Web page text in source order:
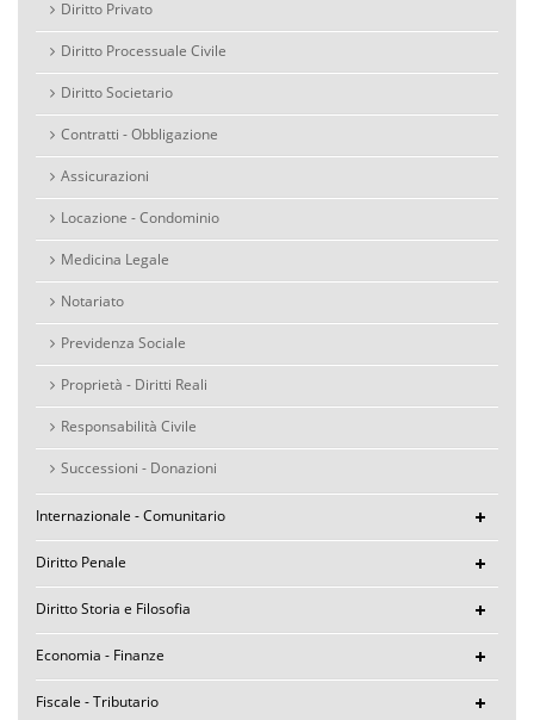
Diritto Privato
Diritto Processuale Civile
Diritto Societario
Contratti - Obbligazione
Assicurazioni
Locazione - Condominio
Medicina Legale
Notariato
Previdenza Sociale
Proprietà - Diritti Reali
Responsabilità Civile
Successioni - Donazioni
Internazionale - Comunitario
Diritto Penale
Diritto Storia e Filosofia
Economia - Finanze
Fiscale - Tributario